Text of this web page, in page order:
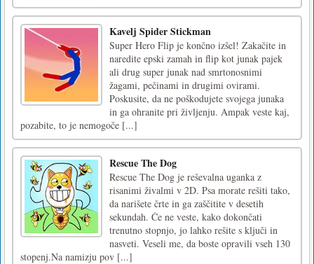
Kavelj Spider Stickman
Super Hero Flip je končno izšel! Zakačite in
naredite epski zamah in flip kot junak pajek
ali drug super junak nad smrtonosnimi
žagami, pečinami in drugimi ovirami.
Poskusite, da ne poškodujete svojega junaka
in ga ohranite pri življenju. Ampak veste kaj,
pozabite, to je nemogoče [...]
Rescue The Dog
Rescue The Dog je reševalna uganka z
risanimi živalmi v 2D. Psa morate rešiti tako,
da narišete črte in ga zaščitite v desetih
sekundah. Če ne veste, kako dokončati
trenutno stopnjo, jo lahko rešite s ključi in
nasveti. Veseli me, da boste opravili vseh 130
stopenj.Na namizju pov [...]